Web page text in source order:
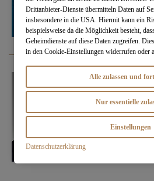
Drittanbieter-Dienste übermitteln Daten auf
insbesondere in die USA. Hiermit kann ein
beispielsweise da die Möglichkeit besteht,
Geheimdienste auf diese Daten zugreifen.
in den Cookie-Einstellungen widerrufen oder
Alle zulassen und
Nur essentielle
Einstellungen
Datenschutzerklärung